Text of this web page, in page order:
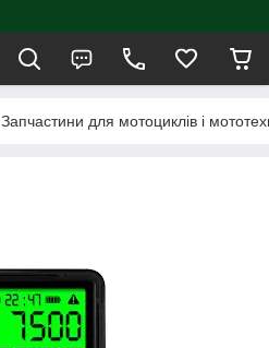
Запчастини для мотоциклів і